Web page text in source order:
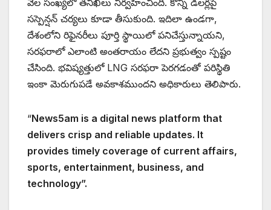
వేల సంఖ్యలో తనిఖీలు నిర్వహించింది. కొన్ని డీలర్లపై
సస్పెన్షన్ చర్యలు కూడా తీసుకుంది. ఇదిలా ఉండగా,
దేశంలోని రిఫైనరీలు పూర్తి స్థాయిలో పనిచేస్తున్నాయని,
సరఫరాలో ఎలాంటి అంతరాయం లేదని ప్రభుత్వం స్పష్టం
చేసింది. భవిష్యత్తులో LNG సరఫరా పెరగడంతో పరిస్థితి
ఇంకా మెరుగుపడే అవకాశముందని అధికారులు తెలిపారు.
“News5am is a digital news platform that
delivers crisp and reliable updates. It
provides timely coverage of current affairs,
sports, entertainment, business, and
technology”.